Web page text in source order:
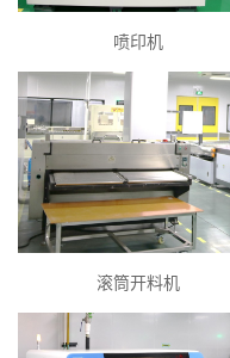
喷印机
滚筒开料机